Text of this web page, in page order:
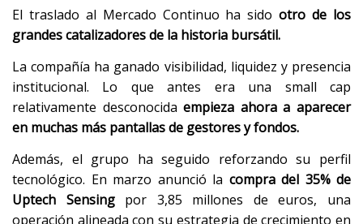
El traslado al Mercado Continuo ha sidootro de los
grandes catalizadores de la historia bursátil.
La compañía ha ganado visibilidad, liquidez y presencia
institucional. Lo que antes era una small cap
relativamente desconocidaempieza ahora a aparecer
en muchas más pantallas de gestores y fondos.
Además, el grupo ha seguido reforzando su perfil
tecnológico. En marzo anunció la compra del 35% de
Uptech Sensingpor 3,85 millones de euros, una
operación alineada con su estrategia de crecimiento en